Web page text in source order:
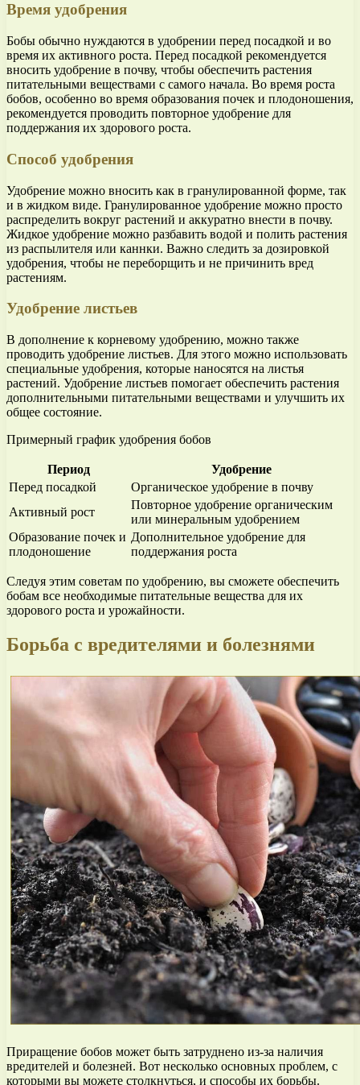
Время удобрения
Бобы обычно нуждаются в удобрении перед посадкой и во
время их активного роста. Перед посадкой рекомендуется
вносить удобрение в почву, чтобы обеспечить растения
питательными веществами с самого начала. Во время роста
бобов, особенно во время образования почек и плодоношения,
рекомендуется проводить повторное удобрение для
поддержания их здорового роста.
Способ удобрения
Удобрение можно вносить как в гранулированной форме, так
и в жидком виде. Гранулированное удобрение можно просто
распределить вокруг растений и аккуратно внести в почву.
Жидкое удобрение можно разбавить водой и полить растения
из распылителя или каннки. Важно следить за дозировкой
удобрения, чтобы не переборщить и не причинить вред
растениям.
Удобрение листьев
В дополнение к корневому удобрению, можно также
проводить удобрение листьев. Для этого можно использовать
специальные удобрения, которые наносятся на листья
растений. Удобрение листьев помогает обеспечить растения
дополнительными питательными веществами и улучшить их
общее состояние.
Примерный график удобрения бобов
Период
Удобрение
Перед посадкой
Органическое удобрение в почву
Активный рост
Повторное удобрение органическим
или минеральным удобрением
Образование почек и
плодоношение
Дополнительное удобрение для
поддержания роста
Следуя этим советам по удобрению, вы сможете обеспечить
бобам все необходимые питательные вещества для их
здорового роста и урожайности.
Борьба с вредителями и болезнями
Приращение бобов может быть затруднено из-за наличия
вредителей и болезней. Вот несколько основных проблем, с
которыми вы можете столкнуться, и способы их борьбы.